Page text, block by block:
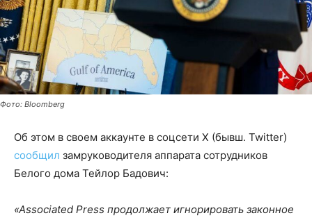
Фото: Bloomberg
Об этом в своем аккаунте в соцсети X (бывш. Twitter)
сообщил замруководителя аппарата сотрудников
Белого дома Тейлор Бадович:
«Associated Press продолжает игнорировать законное